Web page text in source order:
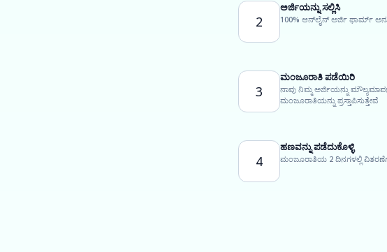
2
ಅರ್ಜಿಯನ್ನು ಸಲ್ಲಿಸಿ
100% ಆನ್‌ಲೈನ್ ಅರ್ಜಿ ಫಾರ್ಮ್
3
ಮಂಜೂರಾತಿ ಪಡೆಯಿರಿ
ನಾವು ನಿಮ್ಮ ಅರ್ಜಿಯನ್ನು
ಮಂಜೂರಾತಿಯನ್ನು ಪ್ರಸ್ತಾಪಿಸುತ್ತೇವೆ
4
ಹಣವನ್ನು ಪಡೆದುಕೊಳ್ಳಿ
ಮಂಜೂರಾತಿಯ 2 ದಿನಗಳಲ್ಲಿ